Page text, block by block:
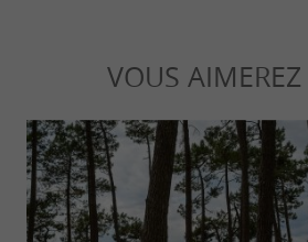
VOUS AIMEREZ